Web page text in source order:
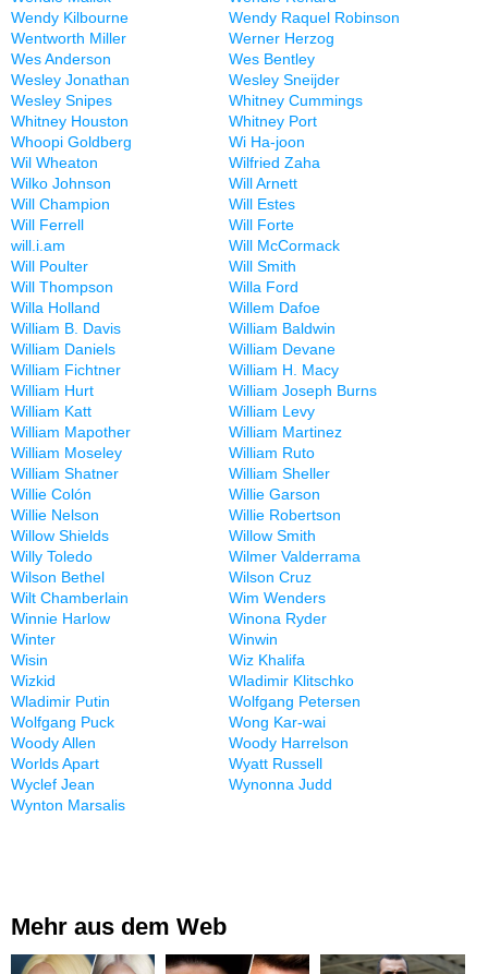
Wendy Kilbourne
Wendy Raquel Robinson
Wentworth Miller
Werner Herzog
Wes Anderson
Wes Bentley
Wesley Jonathan
Wesley Sneijder
Wesley Snipes
Whitney Cummings
Whitney Houston
Whitney Port
Whoopi Goldberg
Wi Ha-joon
Wil Wheaton
Wilfried Zaha
Wilko Johnson
Will Arnett
Will Champion
Will Estes
Will Ferrell
Will Forte
will.i.am
Will McCormack
Will Poulter
Will Smith
Will Thompson
Willa Ford
Willa Holland
Willem Dafoe
William B. Davis
William Baldwin
William Daniels
William Devane
William Fichtner
William H. Macy
William Hurt
William Joseph Burns
William Katt
William Levy
William Mapother
William Martinez
William Moseley
William Ruto
William Shatner
William Sheller
Willie Colón
Willie Garson
Willie Nelson
Willie Robertson
Willow Shields
Willow Smith
Willy Toledo
Wilmer Valderrama
Wilson Bethel
Wilson Cruz
Wilt Chamberlain
Wim Wenders
Winnie Harlow
Winona Ryder
Winter
Winwin
Wisin
Wiz Khalifa
Wizkid
Wladimir Klitschko
Wladimir Putin
Wolfgang Petersen
Wolfgang Puck
Wong Kar-wai
Woody Allen
Woody Harrelson
Worlds Apart
Wyatt Russell
Wyclef Jean
Wynonna Judd
Wynton Marsalis
Mehr aus dem Web